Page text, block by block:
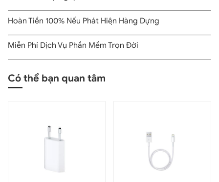
Tương tác thông minh và tiện lợi với Apple Pencil Pro MX2D3
của công cụ đang sử dụng. Nhờ đó, việc viết, phác thảo
hay vẽ minh họa trở nên chính xác hơn bao giờ hết.
Thao tác đơn giản này giúp bạn chuyển
đổi nhanh chóng giữa các công cụ như bút và tẩy, nâng
Hoàn Tiền 100% Nếu Phát Hiện Hàng Dựng
Miễn Phí Dịch Vụ Phần Mềm Trọn Đời
Có thể bạn quan tâm